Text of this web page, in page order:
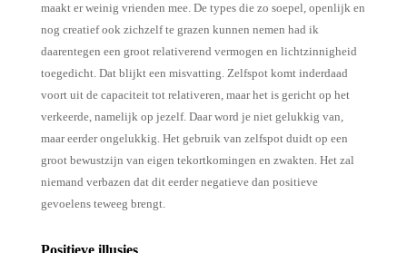
maakt er weinig vrienden mee. De types die zo soepel, openlijk en
nog creatief ook zichzelf te grazen kunnen nemen had ik
daarentegen een groot relativerend vermogen en lichtzinnigheid
toegedicht. Dat blijkt een misvatting. Zelfspot komt inderdaad
voort uit de capaciteit tot relativeren, maar het is gericht op het
verkeerde, namelijk op jezelf. Daar word je niet gelukkig van,
maar eerder ongelukkig. Het gebruik van zelfspot duidt op een
groot bewustzijn van eigen tekortkomingen en zwakten. Het zal
niemand verbazen dat dit eerder negatieve dan positieve
gevoelens teweeg brengt.
Positieve illusies